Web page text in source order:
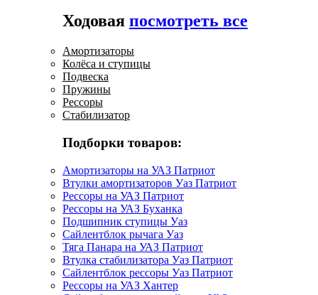
Ходовая посмотреть все
Амортизаторы
Колёса и ступицы
Подвеска
Пружины
Рессоры
Стабилизатор
Подборки товаров:
Амортизаторы на УАЗ Патриот
Втулки амортизаторов Уаз Патриот
Рессоры на УАЗ Патриот
Рессоры на УАЗ Буханка
Подшипник ступицы Уаз
Сайлентблок рычага Уаз
Тяга Панара на УАЗ Патриот
Втулка стабилизатора Уаз Патриот
Сайлентблок рессоры Уаз Патриот
Рессоры на УАЗ Хантер